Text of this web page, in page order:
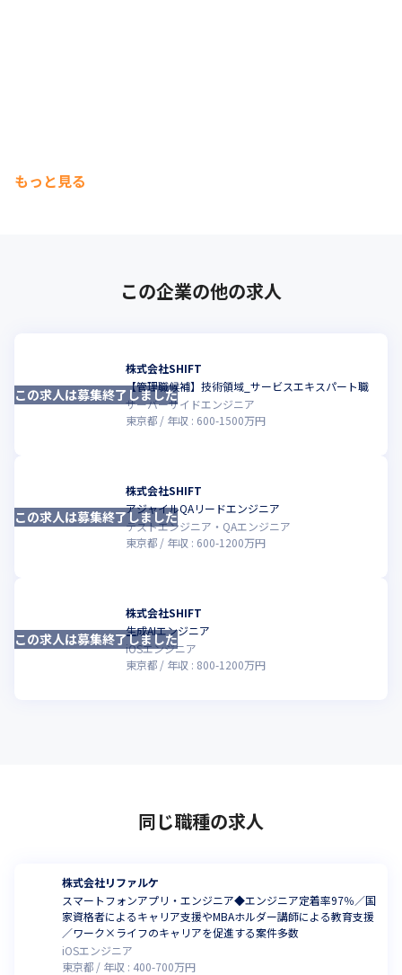
もっと見る
この企業の他の求人
株式会社SHIFT
【管理職候補】技術領域_サービスエキスパート職
サーバーサイドエンジニア
東京都
年収 : 600-1500万円
この求人は募集終了しました
株式会社SHIFT
アジャイルQAリードエンジニア
テストエンジニア・QAエンジニア
東京都
年収 : 600-1200万円
この求人は募集終了しました
株式会社SHIFT
生成AIエンジニア
iOSエンジニア
東京都
年収 : 800-1200万円
この求人は募集終了しました
同じ職種の求人
株式会社リファルケ
スマートフォンアプリ・エンジニア◆エンジニア定着率97％／国
家資格者によるキャリア支援やMBAホルダー講師による教育支援
／ワーク×ライフのキャリアを促進する案件多数
iOSエンジニア
東京都
年収 : 400-700万円